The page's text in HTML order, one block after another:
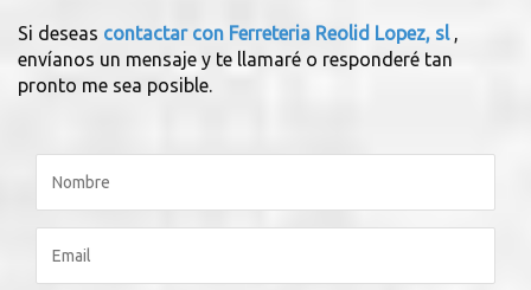
Si deseas contactar con Ferreteria Reolid Lopez, sl ,
envíanos un mensaje y te llamaré o responderé tan
pronto me sea posible.